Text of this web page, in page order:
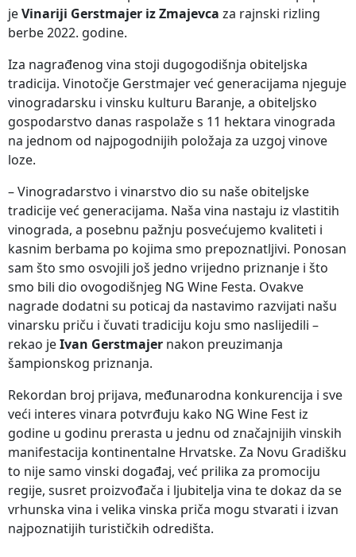
jeVinariji Gerstmajer iz Zmajevca za rajnski rizling
berbe 2022. godine.
Iza nagrađenog vina stoji dugogodišnja obiteljska
tradicija. Vinotočje Gerstmajer već generacijama njeguje
vinogradarsku i vinsku kulturu Baranje, a obiteljsko
gospodarstvo danas raspolaže s 11 hektara vinograda
na jednom od najpogodnijih položaja za uzgoj vinove
loze.
– Vinogradarstvo i vinarstvo dio su naše obiteljske
tradicije već generacijama. Naša vina nastaju iz vlastitih
vinograda, a posebnu pažnju posvećujemo kvaliteti i
kasnim berbama po kojima smo prepoznatljivi. Ponosan
sam što smo osvojili još jedno vrijedno priznanje i što
smo bili dio ovogodišnjeg NG Wine Festa. Ovakve
nagrade dodatni su poticaj da nastavimo razvijati našu
vinarsku priču i čuvati tradiciju koju smo naslijedili –
rekao jeIvan Gerstmajer nakon preuzimanja
šampionskog priznanja.
Rekordan broj prijava, međunarodna konkurencija i sve
veći interes vinara potvrđuju kako NG Wine Fest iz
godine u godinu prerasta u jednu od značajnijih vinskih
manifestacija kontinentalne Hrvatske. Za Novu Gradišku
to nije samo vinski događaj, već prilika za promociju
regije, susret proizvođača i ljubitelja vina te dokaz da se
vrhunska vina i velika vinska priča mogu stvarati i izvan
najpoznatijih turističkih odredišta.